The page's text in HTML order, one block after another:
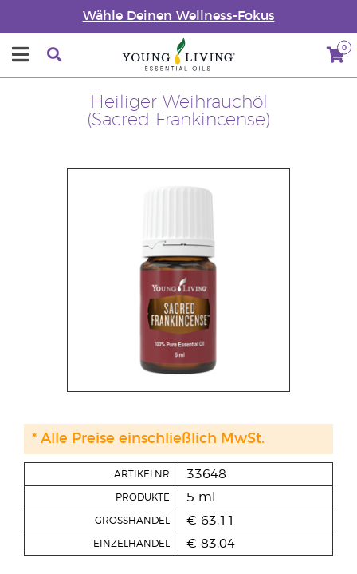
Wähle Deinen Wellness-Fokus
0
Heiliger Weihrauchöl
(Sacred Frankincense)
ARTIKELNR 33648
PRODUKTE 5 ml
GROSSHANDEL € 63,11
EINZELHANDEL € 83,04
* Alle Preise einschließlich MwSt.